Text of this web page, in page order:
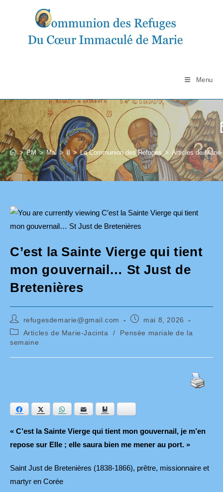
Menu
> PM > Mai > 8 > La Communion des Refuges > Articles de
C’est la Sainte Vierge qui tient
mon gouvernail… St Just de
Bretenières
Auteur/autrice
de
la
publication :
refugesdemarie@gmail.com
Publication
mai 8, 2026
Post
category:
Articles de Marie-Jacinta /
Pensée mariale de la
semaine
Facebook Twitter WhatsAppE-mail
« C’est la Sainte Vierge qui tient mon gouvernail, je m’en
repose sur Elle ; elle saura bien me mener au port. »
Saint Just de Bretenières (1838-1866), prêtre, missionnaire et
martyr en Corée